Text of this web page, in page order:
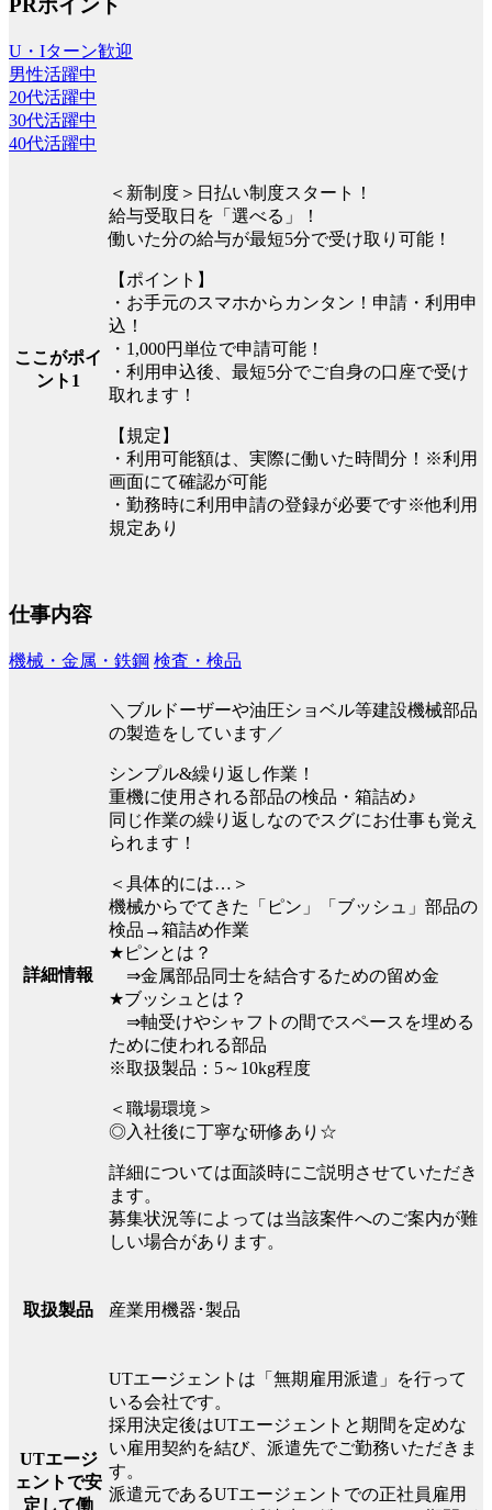
PRポイント
U・Iターン歓迎
男性活躍中
20代活躍中
30代活躍中
40代活躍中
ここがポイ
ント1
＜新制度＞日払い制度スタート！
給与受取日を「選べる」！
働いた分の給与が最短5分で受け取り可能！
【ポイント】
・お手元のスマホからカンタン！申請・利用申
込！
・1,000円単位で申請可能！
・利用申込後、最短5分でご自身の口座で受け
取れます！
【規定】
・利用可能額は、実際に働いた時間分！※利用
画面にて確認が可能
・勤務時に利用申請の登録が必要です※他利用
規定あり
仕事内容
機械・金属・鉄鋼 検査・検品
詳細情報
＼ブルドーザーや油圧ショベル等建設機械部品
の製造をしています／
シンプル&繰り返し作業！
重機に使用される部品の検品・箱詰め♪
同じ作業の繰り返しなのでスグにお仕事も覚え
られます！
＜具体的には…＞
機械からでてきた「ピン」「ブッシュ」部品の
検品→箱詰め作業
★ピンとは？
⇒金属部品同士を結合するための留め金
★ブッシュとは？
⇒軸受けやシャフトの間でスペースを埋める
ために使われる部品
※取扱製品：5～10kg程度
＜職場環境＞
◎入社後に丁寧な研修あり☆
詳細については面談時にご説明させていただき
ます。
募集状況等によっては当該案件へのご案内が難
しい場合があります。
取扱製品 産業用機器･製品
UTエージ
ェントで安
定して働
UTエージェントは「無期雇用派遣」を行って
いる会社です。
採用決定後はUTエージェントと期間を定めな
い雇用契約を結び、派遣先でご勤務いただきま
す。
派遣元であるUTエージェントでの正社員雇用